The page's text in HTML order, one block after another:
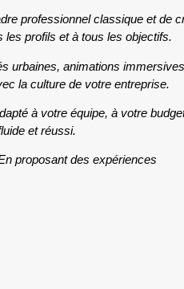
professionnel classique et de
profils et à tous les objectifs.
urbaines, animations
la culture de votre entreprise.
à votre équipe, à votre
et réussi.
proposant des expériences